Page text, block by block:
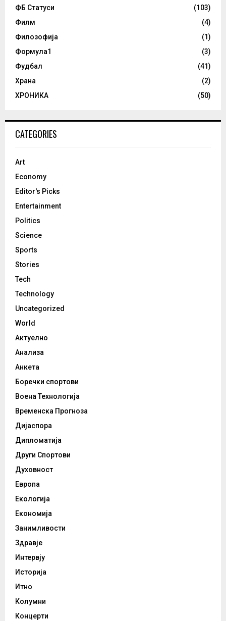
ФБ Статуси
(103)
Филм
(4)
Филозофија
(1)
Формула1
(3)
Фудбал
(41)
Храна
(2)
ХРОНИКА
(50)
CATEGORIES
Art
Economy
Editor's Picks
Entertainment
Politics
Science
Sports
Stories
Tech
Technology
Uncategorized
World
Актуелно
Анализа
Анкета
Боречки спортови
Воена Технологија
Временска Прогноза
Дијаспора
Дипломатија
Други Спортови
Духовност
Европа
Екологија
Економија
Занимливости
Здравје
Интервју
Историја
Итно
Колумни
Концерти